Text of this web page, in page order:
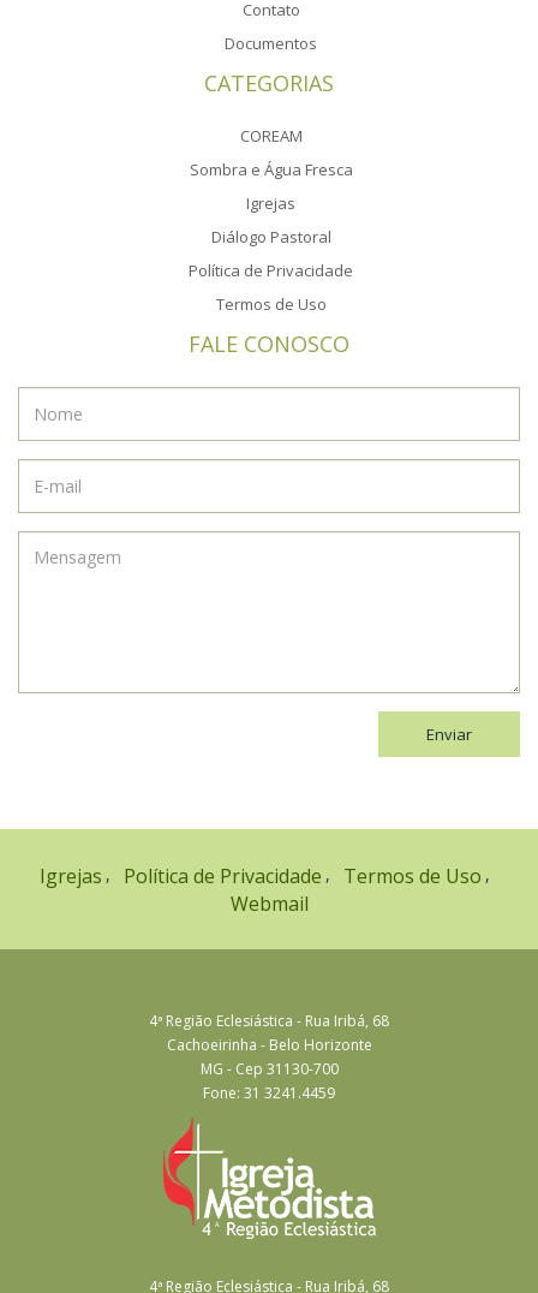
Contato
Documentos
CATEGORIAS
COREAM
Sombra e Água Fresca
Igrejas
Diálogo Pastoral
Política de Privacidade
Termos de Uso
FALE CONOSCO
Enviar
Igrejas Política de Privacidade
Termos de Uso
Webmail
4ª Região Eclesiástica - Rua Iribá, 68
Cachoeirinha - Belo Horizonte
MG - Cep 31130-700
Fone: 31 3241.4459
4ª Região Eclesiástica - Rua Iribá, 68